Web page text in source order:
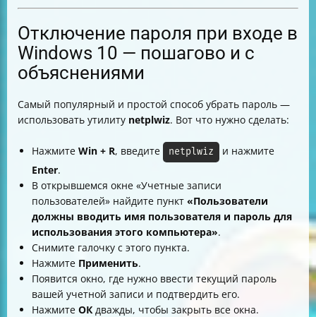
Заключение
Отключение пароля при входе в
Windows 10 — пошагово и с
объяснениями
Самый популярный и простой способ убрать пароль —
использовать утилиту netplwiz. Вот что нужно сделать:
Нажмите Win + R, введите netplwiz
и нажмите
Enter.
В открывшемся окне «Учетные записи
пользователей» найдите пункт «Пользователи
должны вводить имя пользователя и пароль для
использования этого компьютера».
Снимите галочку с этого пункта.
Нажмите Применить.
Появится окно, где нужно ввести текущий пароль
вашей учетной записи и подтвердить его.
Нажмите ОКдважды, чтобы закрыть все окна.